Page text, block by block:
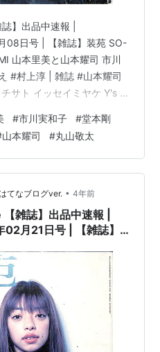
】出品中速報 |
08日号 | 【雑誌】装苑 SO-
山本里美と山本耀司 市川
#村上淳 | 雑誌 #山本耀司
サト イッセイミヤケ Y's |
川実和子 堂本剛 ともさか
古書「可」。コンディショ
年に準じた焼有り][※表紙
#市川実和子 #堂本剛
山本耀司 #丸山敬太
てなブログver. • 4年前
雑誌】出品中速報 |
月21日号 | 【雑誌】
本剛 ともさかりえ #村
敬太 モスキーノ ツモリ
| 文化出版局 他 |